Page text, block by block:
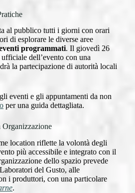
al pubblico tutti i giorni con orari
di esplorare le diverse aree
programmati. Il giovedì 26
ufficiale dell’evento con una
la partecipazione di autorità locali
eventi e gli appuntamenti da non
per una guida dettagliata.
location riflette la volontà degli
più accessibile e integrato con il
dello spazio prevede
del Gusto, alle
i produttori, con una particolare
.